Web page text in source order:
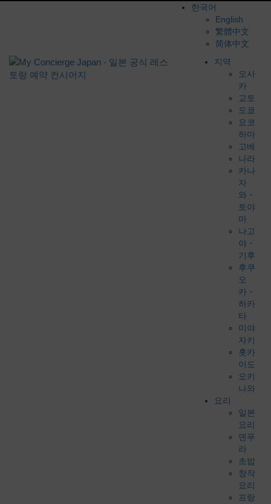
한국어
English
繁體中文
简体中文
지역
오사
카
교토
도쿄
요코
하마
고베
나라
카나
자
와・
토야
마
나고
야・
기후
후쿠
오
카・
하카
타
미야
자키
홋카
이도
오키
나와
요리
일본
요리
덴푸
라
초밥
창작
요리
프랑